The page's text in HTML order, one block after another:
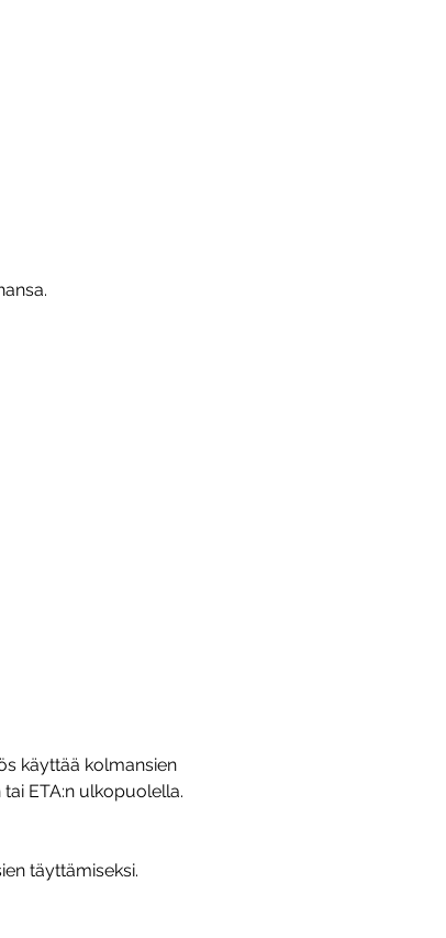
käyttää kolmansien
ETA:n ulkopuolella.
täyttämiseksi.